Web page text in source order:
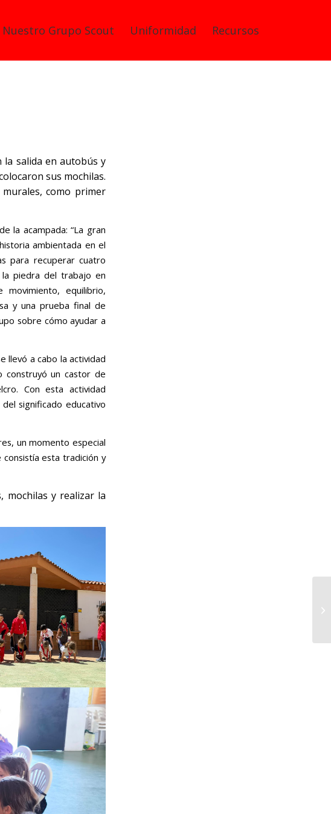
Nuestro Grupo Scout Uniformidad Recursos
la salida en autobús y
sus mochilas.
como primer
la acampada: “La gran
ambientada en el
para recuperar cuatro
piedra del trabajo en
equilibrio,
y una prueba final de
sobre cómo ayudar a
llevó a cabo la actividad
construyó un castor de
Con esta actividad
significado educativo
un momento especial
esta tradición y
mochilas y realizar la